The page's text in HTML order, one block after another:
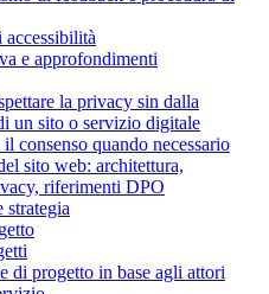
e approfondimenti
la privacy sin dalla
un sito o servizio digitale
consenso quando necessario
sito web: architettura,
riferimenti DPO
strategia
di progetto in base agli attori